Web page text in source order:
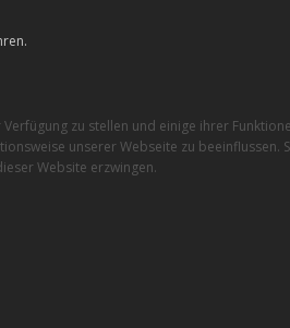
zu stellen und einige ihrer
unserer Webseite zu beeinflussen.
Website erzwingen.